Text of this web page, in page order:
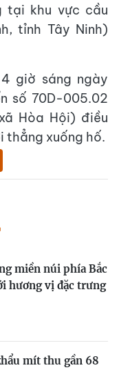
tại khu vực cầu
tỉnh Tây Ninh)
giờ sáng ngày
số 70D-005.02
Hòa Hội) điều
thẳng xuống hố.
miền núi phía Bắc
hương vị đặc trưng
mít thu gần 68